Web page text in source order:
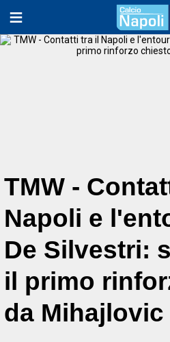
TMW -
Napoli e
De Silvestri:
il primo
da Mihajlovic